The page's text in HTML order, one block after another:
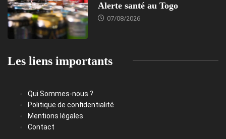
Alerte santé au Togo
07/08/2026
Les liens importants
Qui Sommes-nous ?
Politique de confidentialité
Mentions légales
Contact